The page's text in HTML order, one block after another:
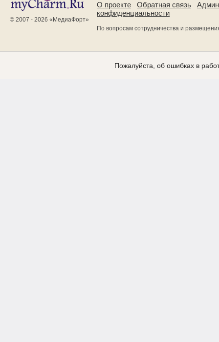
© 2007 - 2026 « МедиаФорт»
О проекте Обратная связь
конфиденциальности
По вопросам сотрудничества и
Пожалуйста, об ошибках в